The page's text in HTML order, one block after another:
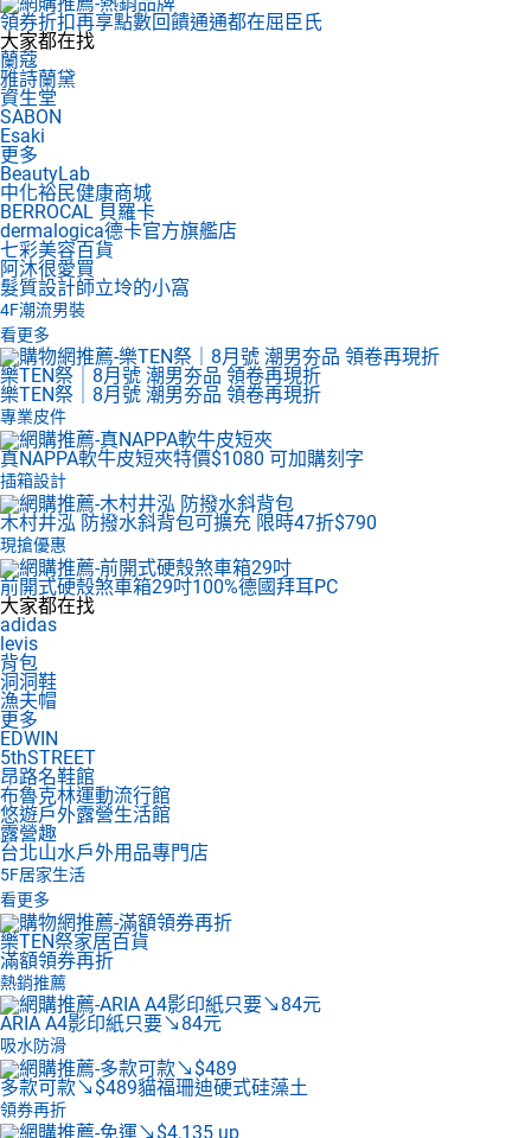
領券折扣再享點數回饋通通都在屈臣氏
大家都在找
蘭蔻
雅詩蘭黛
資生堂
SABON
Esaki
更多
BeautyLab
中化裕民健康商城
BERROCAL 貝羅卡
dermalogica德卡官方旗艦店
七彩美容百貨
阿沐很愛買
髮質設計師立坽的小窩
4F潮流男裝
看更多
樂TEN祭｜8月號 潮男夯品 領卷再現折
樂TEN祭｜8月號 潮男夯品 領卷再現折
專業皮件
真NAPPA軟牛皮短夾特價$1080 可加購刻字
插箱設計
木村井泓 防撥水斜背包可擴充 限時47折$790
現搶優惠
前開式硬殼煞車箱29吋100%德國拜耳PC
大家都在找
adidas
levis
背包
洞洞鞋
漁夫帽
更多
EDWIN
5thSTREET
昂路名鞋館
布魯克林運動流行館
悠遊戶外露營生活館
露營趣
台北山水戶外用品專門店
5F居家生活
看更多
樂TEN祭家居百貨
滿額領券再折
熱銷推薦
ARIA A4影印紙只要↘84元
吸水防滑
多款可款↘$489貓福珊迪硬式硅藻土
領券再折